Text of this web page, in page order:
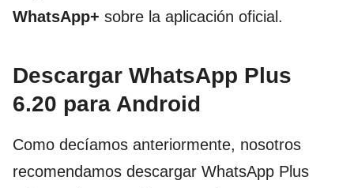
WhatsApp+ sobre la aplicación oficial.
Descargar WhatsApp Plus
6.20 para Android
Como decíamos anteriormente, nosotros
recomendamos descargar WhatsApp Plus